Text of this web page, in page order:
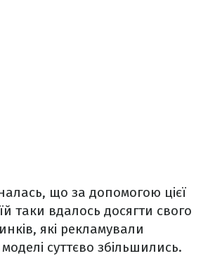
що за допомогою цієї
їй таки вдалось досягти свого
які рекламували
суттєво збільшились.